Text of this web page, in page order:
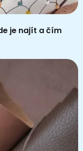
je najít a čím